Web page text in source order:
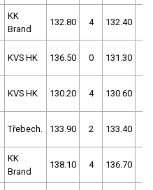
KK
Brand
132.80 4 132.40
KVS HK 136.50 0 131.30
KVS HK 130.20 4 130.60
Třebech. 133.90 2 133.40
KK
Brand
138.10 4 136.70